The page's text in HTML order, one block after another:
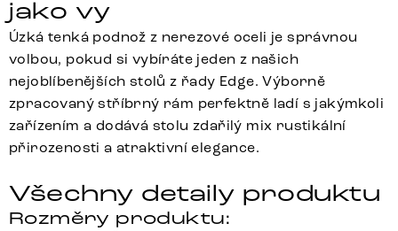
jako vy
Úzká tenká podnož z nerezové oceli je správnou
volbou, pokud si vybíráte jeden z našich
nejoblíbenějších stolů z řady Edge. Výborně
zpracovaný stříbrný rám perfektně ladí s jakýmkoli
zařízením a dodává stolu zdařilý mix rustikální
přirozenosti a atraktivní elegance.
Všechny detaily produktu
Rozměry produktu: